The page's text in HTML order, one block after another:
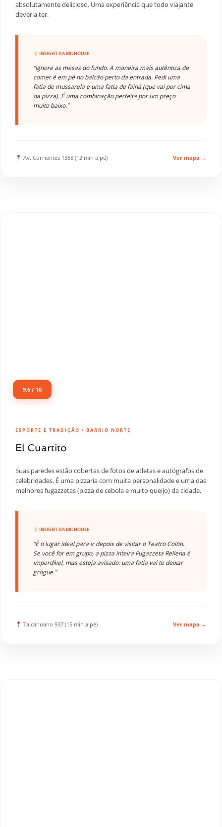
absolutamente delicioso. Uma experiência que todo viajante
deveria ter.
INSIGHT DA MILHOUSE
“Ignore as mesas do fundo. A maneira mais autêntica de
comer é em pé no balcão perto da entrada. Pedi uma
fatia de mussarela e uma fatia de fainá (que vai por cima
da pizza). É uma combinação perfeita por um preço
muito baixo.”
Av. Corrientes 1368 (12 min a pé) Ver mapa →
9.6 / 10
ESPORTE E TRADIÇÃO • BARRIO NORTE
El Cuartito
Suas paredes estão cobertas de fotos de atletas e autógrafos de
celebridades. É uma pizzaria com muita personalidade e uma das
melhores fugazzetas (pizza de cebola e muito queijo) da cidade.
INSIGHT DA MILHOUSE
“É o lugar ideal para ir depois de visitar o Teatro Colón.
Se você for em grupo, a pizza inteira Fugazzeta Rellena é
imperdível, mas esteja avisado: uma fatia vai te deixar
grogue.”
Talcahuano 937 (15 min a pé) Ver mapa →